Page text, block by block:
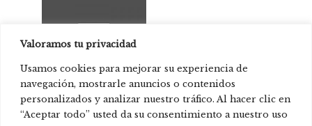
Valoramos tu privacidad
Usamos cookies para mejorar su experiencia de
navegación, mostrarle anuncios o contenidos
personalizados y analizar nuestro tráfico. Al hacer clic en
“Aceptar todo” usted da su consentimiento a nuestro uso
STC Studio